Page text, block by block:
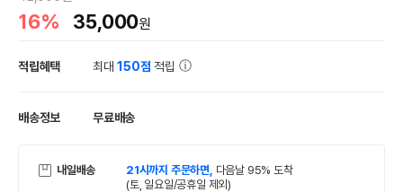
16% 35,000원
적립혜택 최대150점 적립
배송정보 무료배송
내일배송 21시까지 주문하면, 다음날 95% 도착
(토, 일요일/공휴일 제외)